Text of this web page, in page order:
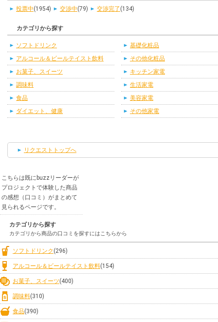
投票中(1954) 交渉中(79) 交渉完了 (134)
カテゴリから探す
ソフトドリンク
アルコール＆ビールテイスト飲料
お菓子、スイーツ
調味料
食品
ダイエット、健康
基礎化粧品
その他化粧品
キッチン家電
生活家電
美容家電
その他家電
リクエストトップへ
こちらは既にbuzzリーダーが
プロジェクトで体験した商品
の感想（口コミ）がまとめて
見られるページです。
カテゴリから探す
カテゴリから商品の口コミを探すにはこちらから
ソフトドリンク (296)
アルコール＆ビールテイスト飲料(154)
お菓子、スイーツ(400)
調味料(310)
食品(390)